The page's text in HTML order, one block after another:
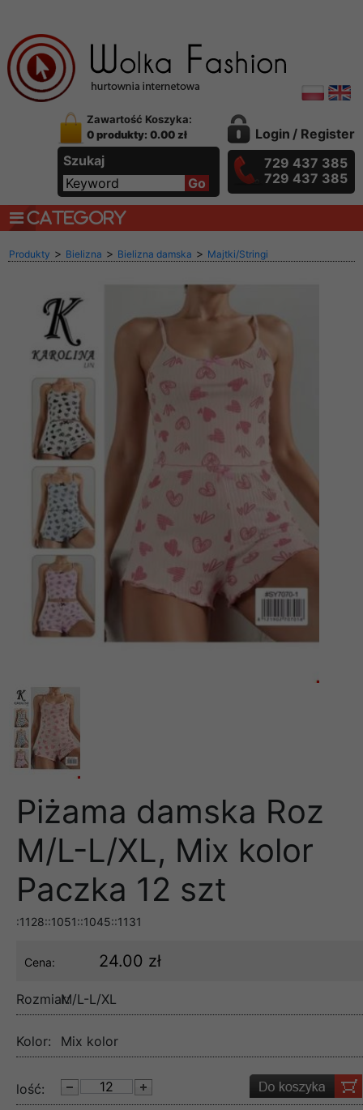
Zawartość Koszyka:
0 produkty: 0.00 zł
Szukaj
Login / Register
729 437 385
729 437 385
CATEGORY
Produkty > Bielizna > Bielizna damska > Majtki/Stringi
Piżama damska Roz
M/L-L/XL, Mix kolor
Paczka 12 szt
:1128::1051::1045::1131
Cena: 24.00 zł
Rozmiar:M/L-L/XL
Kolor: Mix kolor
lość: